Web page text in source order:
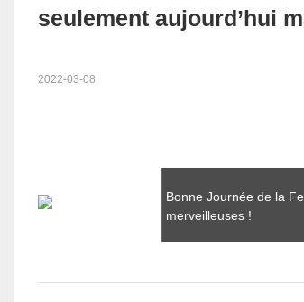
seulement aujourd’hui
2022-03-08
Bonne Journée de la
merveilleuses !